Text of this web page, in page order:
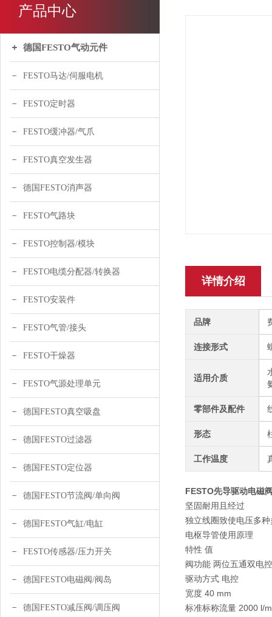
产品中心
德国FESTO气动元件
FESTO马达/伺服电机
FESTO定时器
FESTO缓冲器/气爪
FESTO真空发生器
德国FESTO消声器
FESTO气路块
FESTO控制器/模块
FESTO电缆分配器/转换器
FESTO安装件
FESTO气管/接头
FESTO干燥器
FESTO气源处理单元
德国FESTO真空吸盘
德国FESTO过滤器
德国FESTO定位器
德国FESTO节流阀/单向阀
德国FESTO气缸/电缸
FESTO传感器/压力开关
德国FESTO电磁阀/阀岛
德国FESTO减压阀/调压阀
详情介绍
品牌
连接形式
适用介质
零部件及配件
形态
工作温度
FESTO先导驱动电磁
坚固耐用且经过
独立线圈致使电压多种
电枢导管使用原理
特性 值
阀功能 两位五通双电控
驱动方式 电控
宽度 40 mm
标准标称流量 2000 l/